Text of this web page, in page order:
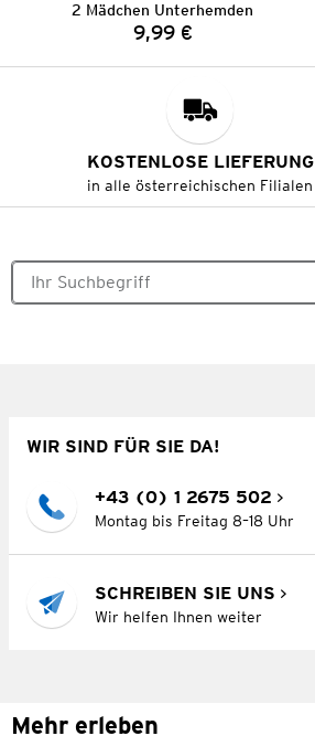
2 Mädchen Unterhemden
Preis:
9,99 €
KOSTENLOSE LIEFERUNG
in alle österreichischen Filialen
WIR SIND FÜR SIE DA!
+43 (0) 1 2675 502
Montag bis Freitag 8–18 Uhr
SCHREIBEN SIE UNS
Wir helfen Ihnen weiter
Mehr erleben